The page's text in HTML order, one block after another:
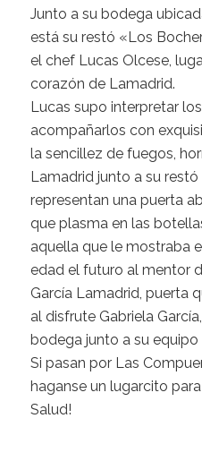
Junto a su bodega
está su restó «Los
el chef Lucas Olcese,
corazón de Lamadrid.
Lucas supo interpretar
acompañarlos con
la sencillez de fuegos,
Lamadrid junto a su
representan una puerta
que plasma en las
aquella que le mostraba
edad el futuro al mentor
García Lamadrid, puerta
al disfrute Gabriela
bodega junto a su equipo
Si pasan por Las
haganse un lugarcito
Salud!